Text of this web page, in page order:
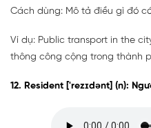
Cách dùng: Mô tả điều gì đó
Ví dụ: Public transport in the
thông công cộng trong thành
12. Resident ['rezɪdənt] (n):